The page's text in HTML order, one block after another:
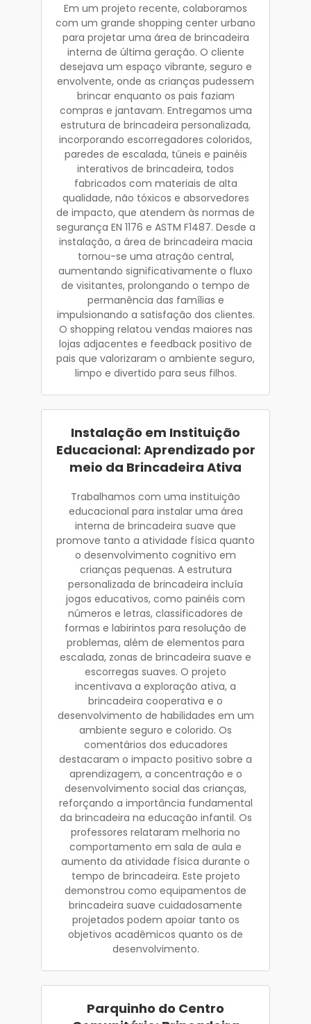
Em um projeto recente, colaboramos
com um grande shopping center urbano
para projetar uma área de brincadeira
interna de última geração. O cliente
desejava um espaço vibrante, seguro e
envolvente, onde as crianças pudessem
brincar enquanto os pais faziam
compras e jantavam. Entregamos uma
estrutura de brincadeira personalizada,
incorporando escorregadores coloridos,
paredes de escalada, túneis e painéis
interativos de brincadeira, todos
fabricados com materiais de alta
qualidade, não tóxicos e absorvedores
de impacto, que atendem às normas de
segurança EN 1176 e ASTM F1487. Desde a
instalação, a área de brincadeira macia
tornou-se uma atração central,
aumentando significativamente o fluxo
de visitantes, prolongando o tempo de
permanência das famílias e
impulsionando a satisfação dos clientes.
O shopping relatou vendas maiores nas
lojas adjacentes e feedback positivo de
pais que valorizaram o ambiente seguro,
limpo e divertido para seus filhos.
Instalação em Instituição
Educacional: Aprendizado por
meio da Brincadeira Ativa
Trabalhamos com uma instituição
educacional para instalar uma área
interna de brincadeira suave que
promove tanto a atividade física quanto
o desenvolvimento cognitivo em
crianças pequenas. A estrutura
personalizada de brincadeira incluía
jogos educativos, como painéis com
números e letras, classificadores de
formas e labirintos para resolução de
problemas, além de elementos para
escalada, zonas de brincadeira suave e
escorregas suaves. O projeto
incentivava a exploração ativa, a
brincadeira cooperativa e o
desenvolvimento de habilidades em um
ambiente seguro e colorido. Os
comentários dos educadores
destacaram o impacto positivo sobre a
aprendizagem, a concentração e o
desenvolvimento social das crianças,
reforçando a importância fundamental
da brincadeira na educação infantil. Os
professores relataram melhoria no
comportamento em sala de aula e
aumento da atividade física durante o
tempo de brincadeira. Este projeto
demonstrou como equipamentos de
brincadeira suave cuidadosamente
projetados podem apoiar tanto os
objetivos acadêmicos quanto os de
desenvolvimento.
Parquinho do Centro